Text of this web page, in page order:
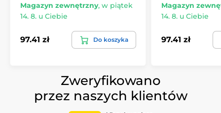
Magazyn zewnętrzny, w piątek
14. 8. u Ciebie
97.41 zł Do koszyka
Magazyn
14. 8. u Ciebie
97.41 zł
Zweryfikowano
przez naszych klientów